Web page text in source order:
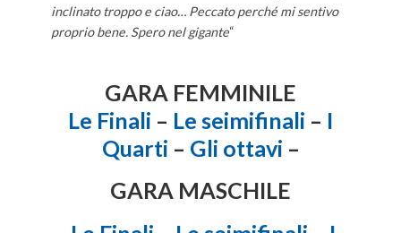
inclinato troppo e ciao… Peccato perché mi sentivo
proprio bene. Spero nel gigante“
GARA FEMMINILE
Le Finali – Le seimifinali – I
Quarti – Gli ottavi –
GARA MASCHILE